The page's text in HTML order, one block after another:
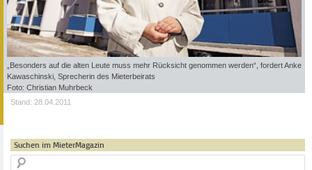
„Besonders auf die alten Leute muss mehr Rücksicht genommen werden“, fordert Anke
Kawaschinski, Sprecherin des Mieterbeirats
Foto: Christian Muhrbeck
Stand: 28.04.2011
Suchen im MieterMagazin